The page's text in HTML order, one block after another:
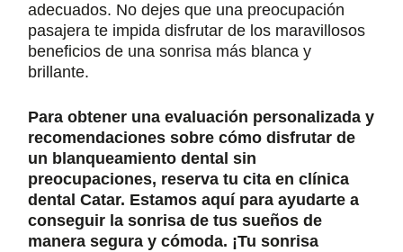
adecuados. No dejes que una preocupación
pasajera te impida disfrutar de los maravillosos
beneficios de una sonrisa más blanca y
brillante.
Para obtener una evaluación personalizada y
recomendaciones sobre cómo disfrutar de
un blanqueamiento dental sin
preocupaciones, reserva tu cita en clínica
dental Catar. Estamos aquí para ayudarte a
conseguir la sonrisa de tus sueños de
manera segura y cómoda. ¡Tu sonrisa